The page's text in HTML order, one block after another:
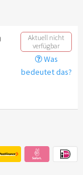
Aktuell nicht
verfügbar
Was
bedeutet das?